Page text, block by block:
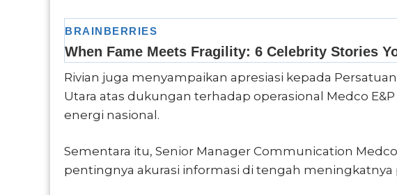
Rivian juga menyampaikan apresiasi kepada
Utara atas dukungan terhadap operasional Medco
energi nasional.
Sementara itu, Senior Manager Communication
pentingnya akurasi informasi di tengah meningkatnya